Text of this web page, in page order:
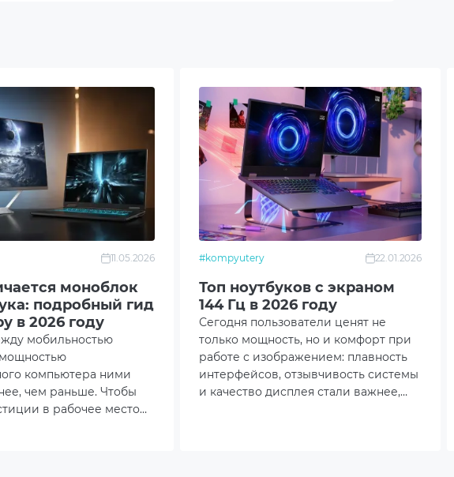
45
3.2 Gen 2 Type-C
2.1
Combo Audio Jack
3.2 Gen 1 Type-A
4
Ethernet
11.05.2026
моноблок
подробный гид
в 2026 году
мобильностью
компьютера ними
чем раньше. Чтобы
в рабочее место
#kompyutery 22.01.2026
Топ ноутбуков с экраном
144 Гц в 2026 году
Сегодня пользователи ценят не
только мощность, но и комфорт при
работе с изображением: плавность
интерфейсов, отзывчивость системы
и качество дисплея стали важнее,